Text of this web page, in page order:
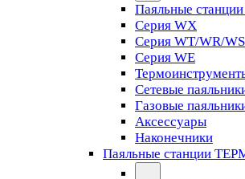
Паяльные
Серия WX
Серия WT/WR/WS
Серия WE
Сетевые
Газовые
Аксессуары
Наконечники
Паяльные станции